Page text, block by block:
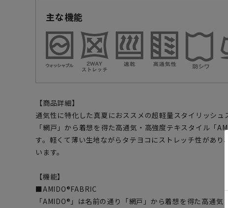
主な機能
【商品詳細】
通気性に特化した真夏におススメの超軽量スタイリッシュ
「網戸」から着想を得た高通気・高強度テキスタイル「
す。軽くて薄い生地ながらタテヨコにストレッチ性があり
います。
【機能】
■AMIDO®FABRIC
「AMIDO®」は名前の通り「網戸」から着想を得た高通